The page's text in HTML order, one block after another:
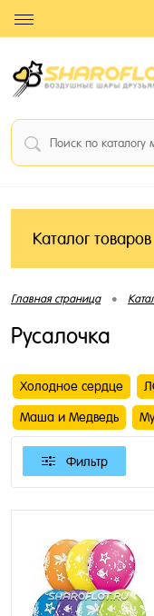
Каталог товаров
Главная страница •
Русалочка
Холодное сердце
Маша и Медведь
Фильтр